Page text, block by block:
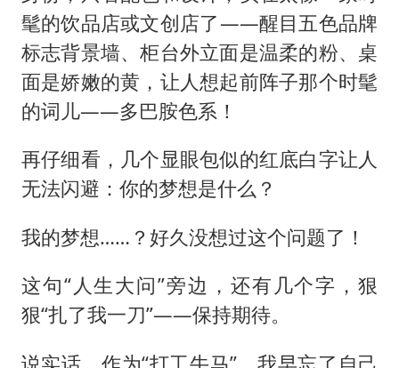
髦的饮品店或文创店了——醒目五色品牌
标志背景墙、柜台外立面是温柔的粉、桌
面是娇嫩的黄，让人想起前阵子那个时髦
的词儿——多巴胺色系！
再仔细看，几个显眼包似的红底白字让人
无法闪避：你的梦想是什么？
我的梦想……？好久没想过这个问题了！
这句“人生大问”旁边，还有几个字，狠
狠“扎了我一刀”——保持期待。
说实话，作为“打工牛马”，我早忘了自己